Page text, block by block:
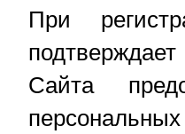
При
Сайта